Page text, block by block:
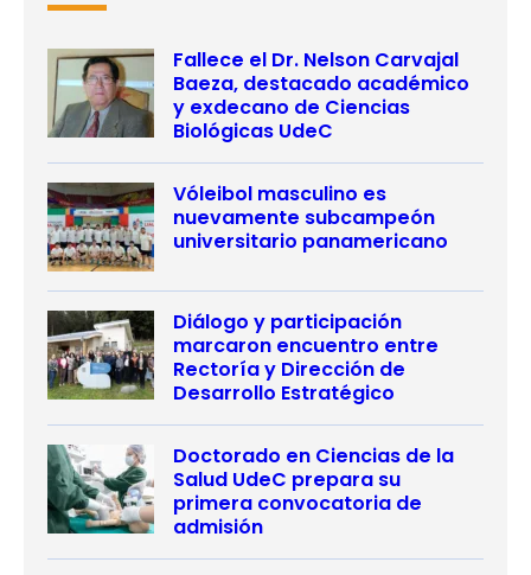
Fallece el Dr. Nelson Carvajal
Baeza, destacado académico
y exdecano de Ciencias
Biológicas UdeC
Vóleibol masculino es
nuevamente subcampeón
universitario panamericano
Diálogo y participación
marcaron encuentro entre
Rectoría y Dirección de
Desarrollo Estratégico
Doctorado en Ciencias de la
Salud UdeC prepara su
primera convocatoria de
admisión